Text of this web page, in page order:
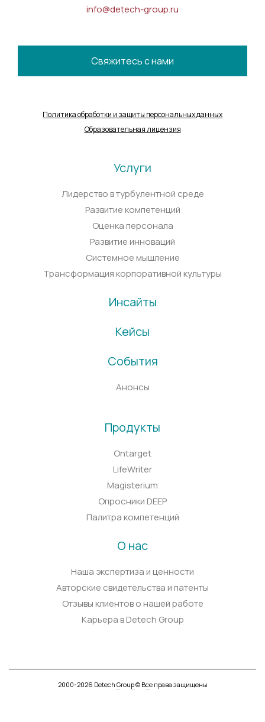
info@detech-group.ru
Свяжитесь с нами
Политика обработки и защиты персональных данных
Образовательная лицензия
Услуги
Лидерство в турбулентной среде
Развитие компетенций
Оценка персонала
Развитие инноваций
Системное мышление
Трансформация корпоративной культуры
Инсайты
Кейсы
События
Анонсы
Продукты
Ontarget
LifeWriter
Magisterium
Опросники DEEP
Палитра компетенций
О нас
Наша экспертиза и ценности
Авторские свидетельства и патенты
Отзывы клиентов о нашей работе
Карьера в Detech Group
2000-2026 Detech Group © Все права защищены